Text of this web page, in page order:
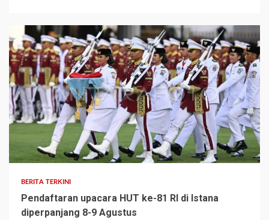
BERITA TERKINI
Pendaftaran upacara HUT ke-81 RI di Istana
diperpanjang 8-9 Agustus